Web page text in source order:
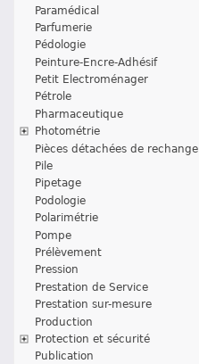
Paramédical
Parfumerie
Pédologie
Peinture-Encre-Adhésif
Petit Electroménager
Pétrole
Pharmaceutique
Photométrie
Pièces détachées de rechange
Pile
Pipetage
Podologie
Polarimétrie
Pompe
Prélèvement
Pression
Prestation de Service
Prestation sur-mesure
Production
Protection et sécurité
Publication